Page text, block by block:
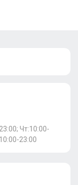
Чт:10:00-
23:00